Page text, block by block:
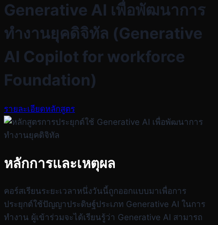
Generative AI เพื่อพัฒนาการ
ทำงานยุคดิจิทัล (Generative
AI Copilot for workforce
Foundation)
รายละเอียดหลักสูตร
หลักการและเหตุผล
คอร์สเรียนระยะเวลาหนึ่งวันนี้ถูกออกแบบมาเพื่อการ
ประยุกต์ใช้ปัญญาประดิษฐ์ประเภท Generative AI ในการ
ทำงาน ผู้เข้าร่วมจะได้เรียนรู้ว่า Generative AI สามารถ